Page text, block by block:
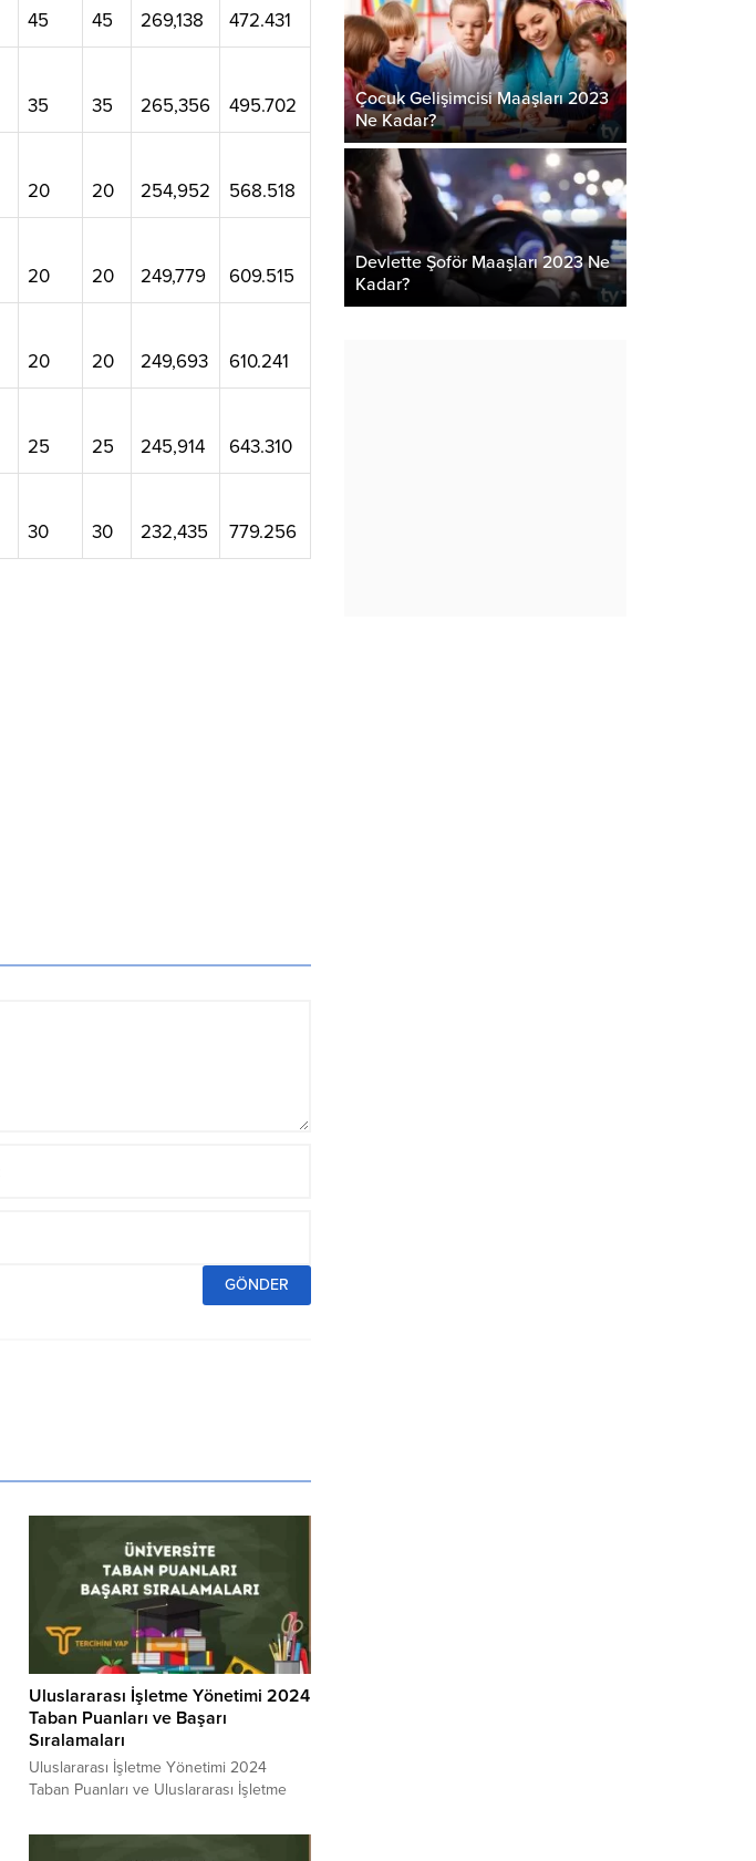
45 45 269,138 472.431
35 35 265,356 495.702
20 20 254,952 568.518
20 20 249,779 609.515
20 20 249,693 610.241
25 25 245,914 643.310
30 30 232,435 779.256
Uluslararası İşletme Yönetimi 2024
Taban Puanları ve Başarı
Sıralamaları
Uluslararası İşletme Yönetimi 2024
Taban Puanları ve Uluslararası İşletme
Uluslararası İşletme Yönetimi güncel
Çocuk Gelişimcisi Maaşları 2023
Ne Kadar?
Devlette Şoför Maaşları 2023 Ne
Kadar?